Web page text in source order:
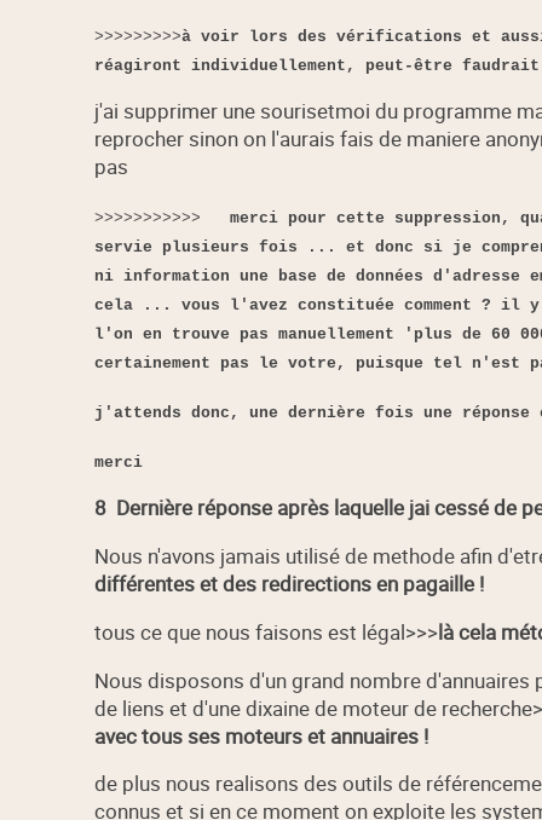
>>>>>>>>>à voir lors des vérifications et aussi
réagiront individuellement, peut-être
j'ai supprimer une sourisetmoi du programme
reprocher sinon on l'aurais fais de maniere
pas
>>>>>>>>>>> merci pour cette suppression,
servie plusieurs fois ... et donc si je
ni information une base de données
cela ... vous l'avez constituée comment ? il y
l'on en trouve pas manuellement 'plus de
certainement pas le votre, puisque tel n'est
j'attends donc, une dernière fois une
merci
8  Dernière réponse après laquelle jai cessé de
Nous n'avons jamais utilisé de methode afin
différentes et des redirections en pagaille !
tous ce que nous faisons est légal>>>là cela
Nous disposons d'un grand nombre
de liens et d'une dixaine de moteur de
avec tous ses moteurs et annuaires !
de plus nous realisons des outils de
connus et si en ce moment on exploite les